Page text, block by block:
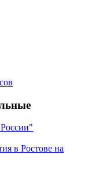
в Ростове на